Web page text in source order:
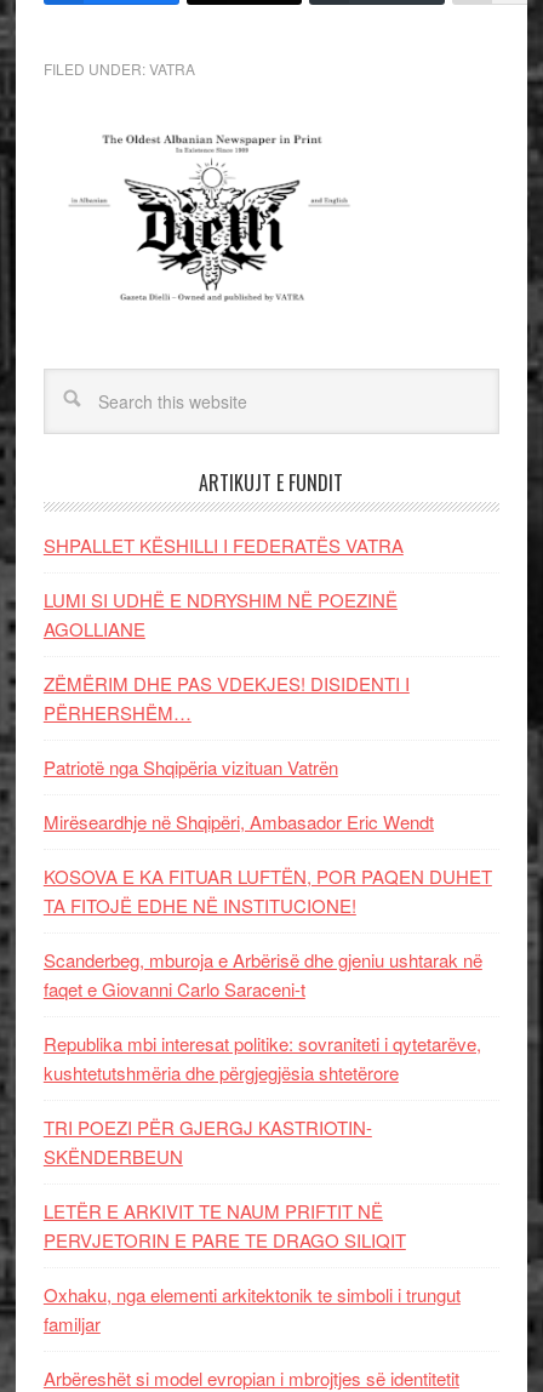
FILED UNDER:VATRA
ARTIKUJT E FUNDIT
SHPALLET KËSHILLI I FEDERATËS VATRA
LUMI SI UDHË E NDRYSHIM NË POEZINË
AGOLLIANE
ZËMËRIM DHE PAS VDEKJES! DISIDENTI I
PËRHERSHËM…
Patriotë nga Shqipëria vizituan Vatrën
Mirëseardhje në Shqipëri, Ambasador Eric Wendt
KOSOVA E KA FITUAR LUFTËN, POR PAQEN DUHET
TA FITOJË EDHE NË INSTITUCIONE!
Scanderbeg, mburoja e Arbërisë dhe gjeniu ushtarak në
faqet e Giovanni Carlo Saraceni-t
Republika mbi interesat politike: sovraniteti i qytetarëve,
kushtetutshmëria dhe përgjegjësia shtetërore
TRI POEZI PËR GJERGJ KASTRIOTIN-
SKËNDERBEUN
LETËR E ARKIVIT TE NAUM PRIFTIT NË
PERVJETORIN E PARE TE DRAGO SILIQIT
Oxhaku, nga elementi arkitektonik te simboli i trungut
familjar
Arbëreshët si model evropian i mbrojtjes së identitetit